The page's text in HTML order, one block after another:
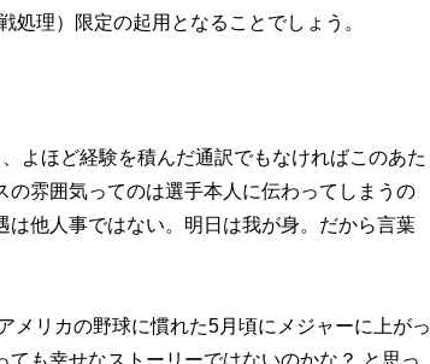
理）限定の起用となることでしょう。
よほど経験を積んだ通訳でもなければこのあた
雰囲気ってのは選手本人に伝わってしまうの
他人事ではない。明日は我が身。だから言葉
リカの野球に慣れた5月頃にメジャーに上がっ
も幸せなストーリーではないのかな？ と思っ